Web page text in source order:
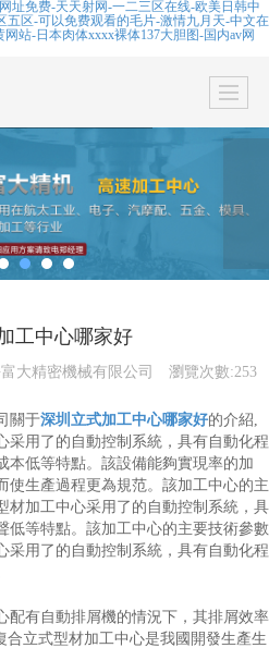
址免费-天天射网-一二三区在线-欧美日韩中
五区-可以免费观看的毛片-激情九月天-中文在
站-日本肉体xxxx裸体137大胆图-国内av网
工中心哪家好
大精密機械有限公司 瀏覽次數:253
關于深圳立式加工中心哪家好的介紹,
采用了的自動控制系統，具有自動化程
本低等特點。該設備能夠實現率的加
使生產過程更為規范。該加工中心的主
材加工中心采用了的自動控制系統，具
低等特點。該加工中心的主要技術參數
采用了的自動控制系統，具有自動化程
配有自動排屑機的情況下，其排屑效率
合立式型材加工中心是我國開發生產生